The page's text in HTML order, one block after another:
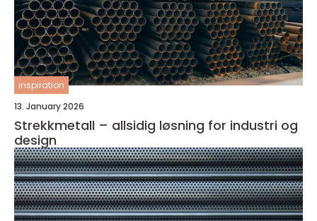
inspiration
13. January 2026
Strekkmetall – allsidig løsning for industri og
design